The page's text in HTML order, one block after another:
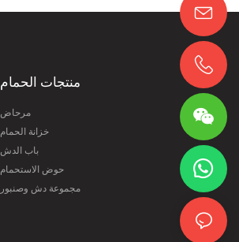
منتجات الحمام
مرحاض
خزانة الحمام
باب الدش
حوض الاستحمام
مجموعة دش وصنبور